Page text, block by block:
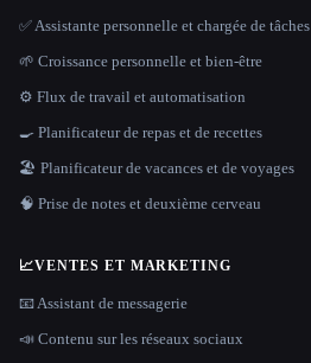
✅ Assistante personnelle et chargée de tâches
🌱 Croissance personnelle et bien-être
⚙️ Flux de travail et automatisation
🍳 Planificateur de repas et de recettes
🏖 Planificateur de vacances et de voyages
🧠 Prise de notes et deuxième cerveau
📈VENTES ET MARKETING
📧 Assistant de messagerie
📣 Contenu sur les réseaux sociaux